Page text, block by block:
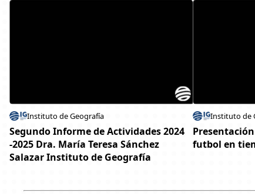
Instituto de Geografía
Segundo Informe de Actividades 2024
-2025 Dra. María Teresa Sánchez
Salazar Instituto de Geografía
Instituto de
futbol en